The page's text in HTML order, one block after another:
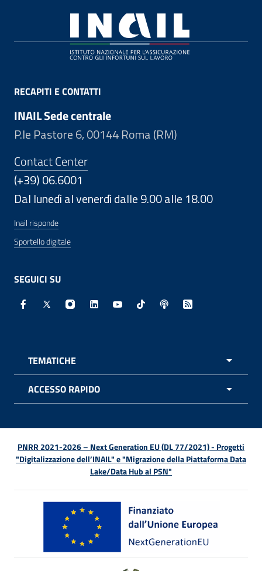
RECAPITI E CONTATTI
INAIL Sede centrale
P.le Pastore 6, 00144 Roma (RM)
Contact Center
(+39) 06.6001
Dal lunedì al venerdì dalle 9.00 alle 18.00
Inail risponde
Sportello digitale
SEGUICI SU
Facebook - Sito esterno - Apertura in nuova finestra
X - Sito esterno - Apertura in nuova finestra
Instagram - Sito esterno - Apertura in
Linkedin - Sito esterno - Apertura in
Youtube - Sito esterno -
TikTok - Sito esterno -
Spreaker - Sito
Feed RSS -
TEMATICHE
ACCESSO RAPIDO
PNRR 2021-2026 – Next Generation EU (DL 77/2021) - Progetti
"Digitalizzazione dell’INAIL" e "Migrazione della Piattaforma Data
Lake/Data Hub al PSN"